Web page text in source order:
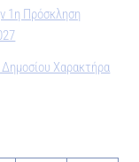
1η Πρόσκληση
Χαρακτήρα